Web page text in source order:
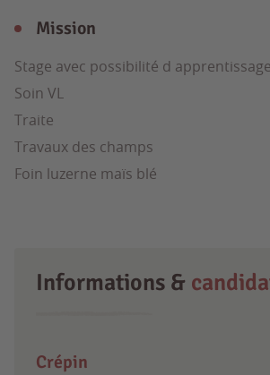
Mission
Stage avec possibilité d apprentissage
Soin VL
Traite
Travaux des champs
Foin luzerne maïs blé
Informations &
Crépin